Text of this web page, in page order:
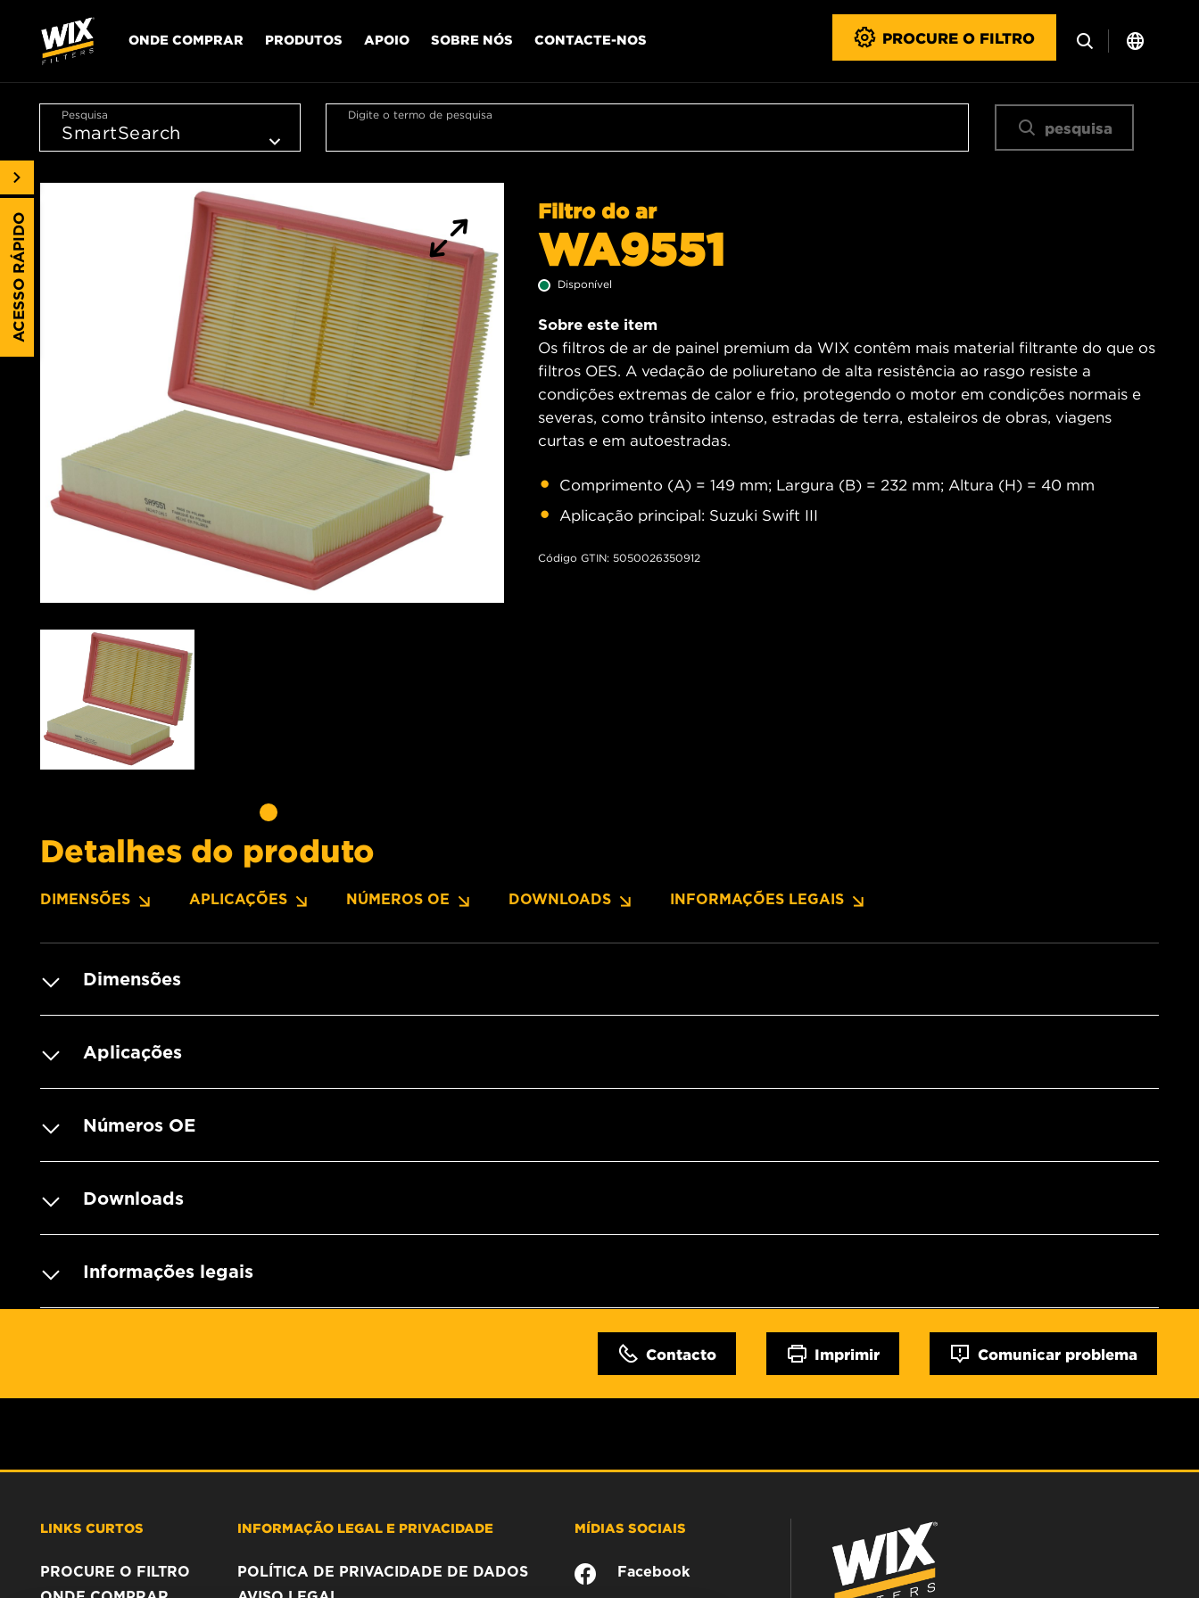
ONDE COMPRAR PRODUTOS APOIO SOBRE NÓS CONTACTE-NOS PROCURE O FILTRO
Pesquisa Digite o termo de pesquisa
pesquisa
Filtro do ar
WA9551
Disponível
Sobre este item
Os filtros de ar de painel premium da WIX contêm mais material filtrante do que os
filtros OES. A vedação de poliuretano de alta resistência ao rasgo resiste a
condições extremas de calor e frio, protegendo o motor em condições normais e
severas, como trânsito intenso, estradas de terra, estaleiros de obras, viagens
curtas e em autoestradas.
Comprimento (A) = 149 mm; Largura (B) = 232 mm; Altura (H) = 40 mm
Aplicação principal: Suzuki Swift III
Código GTIN: 5050026350912
Detalhes do produto
DIMENSÕES APLICAÇÕES NÚMEROS OE DOWNLOADS INFORMAÇÕES LEGAIS
Dimensões
Aplicações
Números OE
Downloads
Informações legais
Contacto Imprimir Comunicar problema
ACESSO RÁPIDO
LINKS CURTOS
PROCURE O FILTRO
INFORMAÇÃO LEGAL E PRIVACIDADE
POLÍTICA DE PRIVACIDADE DE DADOS
MÍDIAS SOCIAIS
Facebook